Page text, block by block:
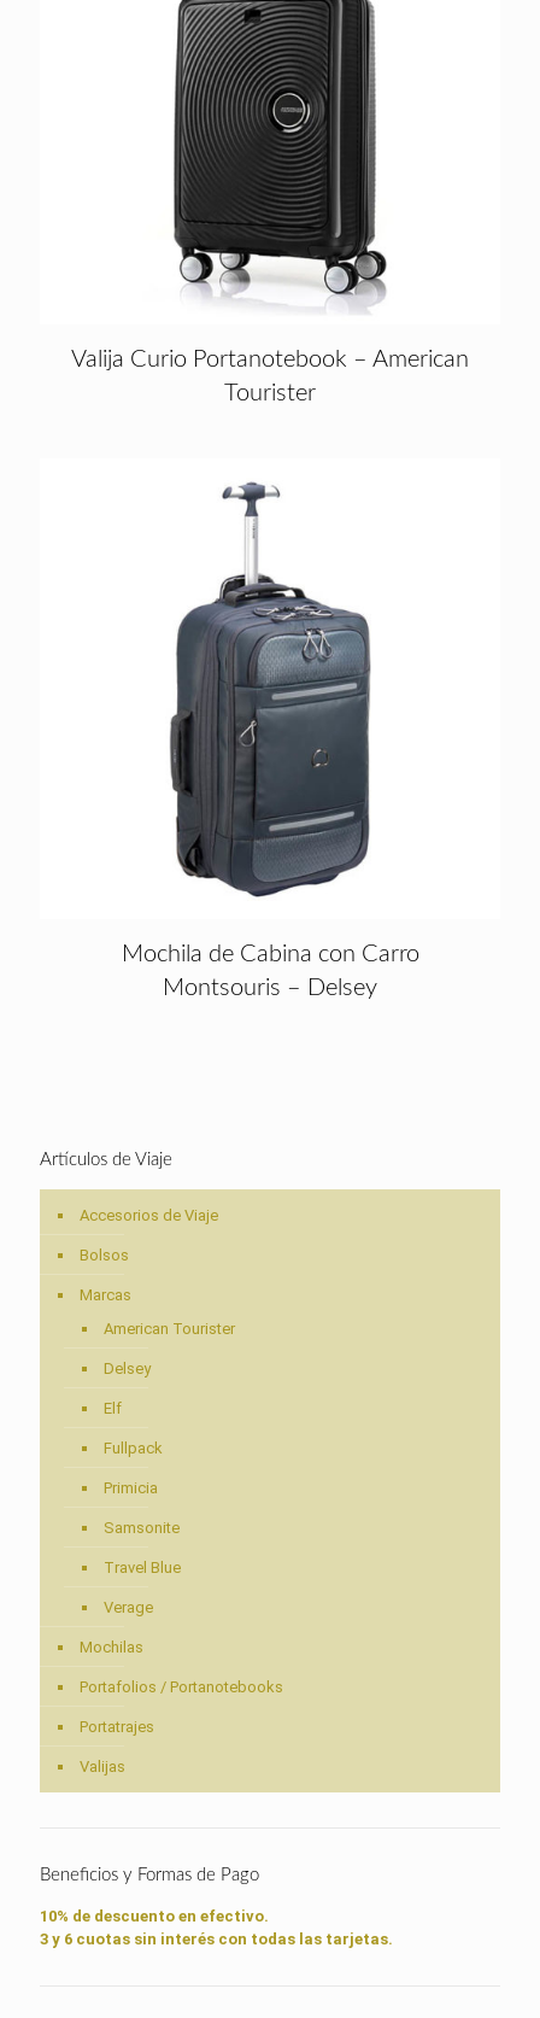
Valija Curio Portanotebook – American
Tourister
Mochila de Cabina con Carro
Montsouris – Delsey
Artículos de Viaje
Accesorios de Viaje
Bolsos
Marcas
American Tourister
Delsey
Elf
Fullpack
Primicia
Samsonite
Travel Blue
Verage
Mochilas
Portafolios / Portanotebooks
Portatrajes
Valijas
Beneficios y Formas de Pago
10% de descuento en efectivo.
3 y 6 cuotas sin interés con todas las tarjetas.